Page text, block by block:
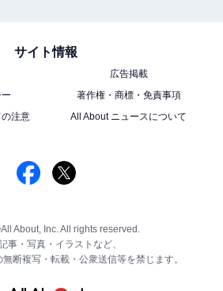
サイト情報
広告掲載
著作権・商標・免責事項
注意
All About ニュースについて
About, Inc. All rights reserved.
事・写真・イラストなど、
断複写・転載・公衆送信等を禁じます。